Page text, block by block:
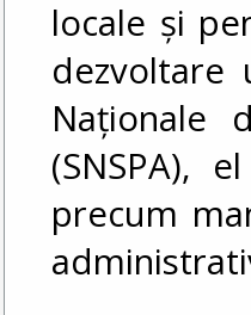
locale și
dezvoltare
Naționale
(SNSPA),
precum